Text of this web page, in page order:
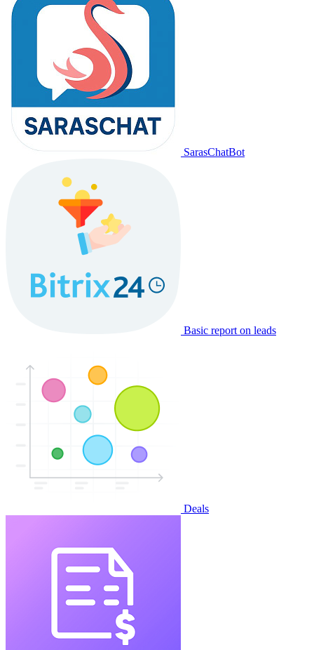
SarasChatBot
Basic report on leads
Deals